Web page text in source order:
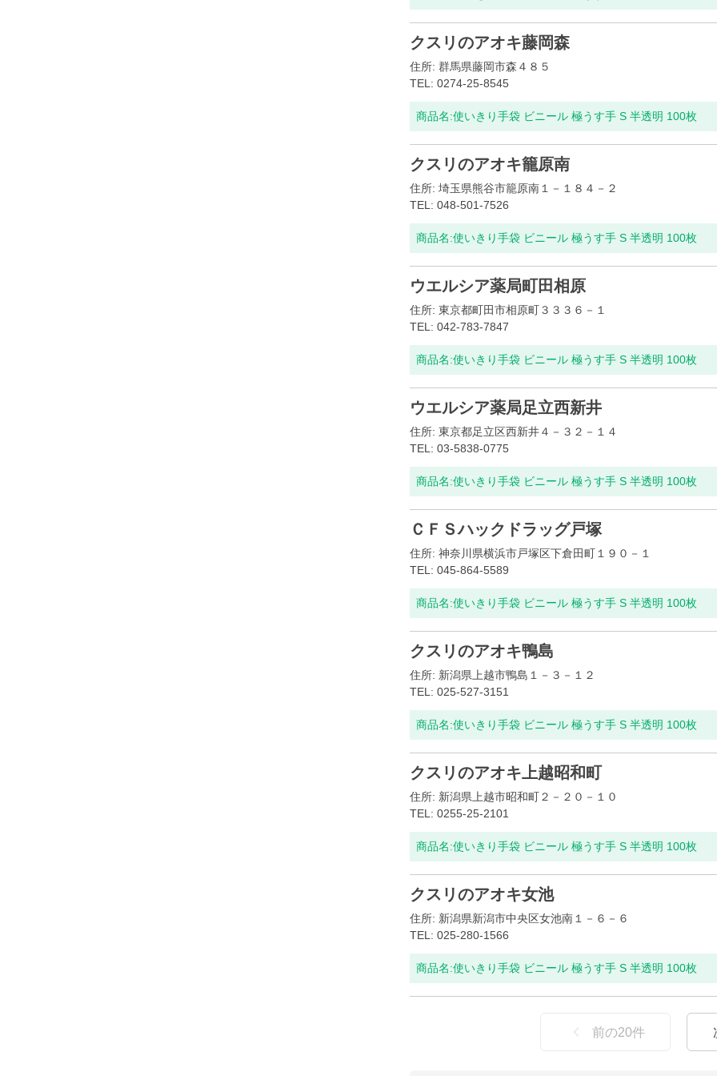
クスリのアオキ藤岡森
住所: 群馬県藤岡市森４８５
TEL: 0274-25-8545
商品名:使いきり手袋 ビニール 極うす手 S 半透明 100枚
クスリのアオキ籠原南
住所: 埼玉県熊谷市籠原南１－１８４－２
TEL: 048-501-7526
商品名:使いきり手袋 ビニール 極うす手 S 半透明 100枚
ウエルシア薬局町田相原
住所: 東京都町田市相原町３３３６－１
TEL: 042-783-7847
商品名:使いきり手袋 ビニール 極うす手 S 半透明 100枚
ウエルシア薬局足立西新井
住所: 東京都足立区西新井４－３２－１４
TEL: 03-5838-0775
商品名:使いきり手袋 ビニール 極うす手 S 半透明 100枚
ＣＦＳハックドラッグ戸塚
住所: 神奈川県横浜市戸塚区下倉田町１９０－１
TEL: 045-864-5589
商品名:使いきり手袋 ビニール 極うす手 S 半透明 100枚
クスリのアオキ鴨島
住所: 新潟県上越市鴨島１－３－１２
TEL: 025-527-3151
商品名:使いきり手袋 ビニール 極うす手 S 半透明 100枚
クスリのアオキ上越昭和町
住所: 新潟県上越市昭和町２－２０－１０
TEL: 0255-25-2101
商品名:使いきり手袋 ビニール 極うす手 S 半透明 100枚
クスリのアオキ女池
住所: 新潟県新潟市中央区女池南１－６－６
TEL: 025-280-1566
商品名:使いきり手袋 ビニール 極うす手 S 半透明 100枚
前の20件